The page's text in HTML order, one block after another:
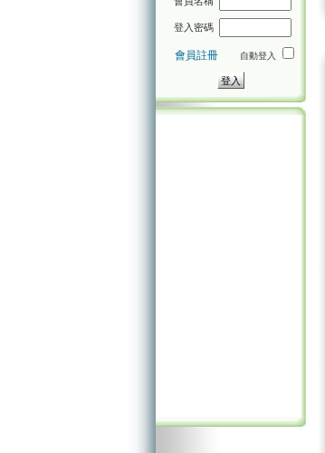
登入密碼
會員註冊 自動登入